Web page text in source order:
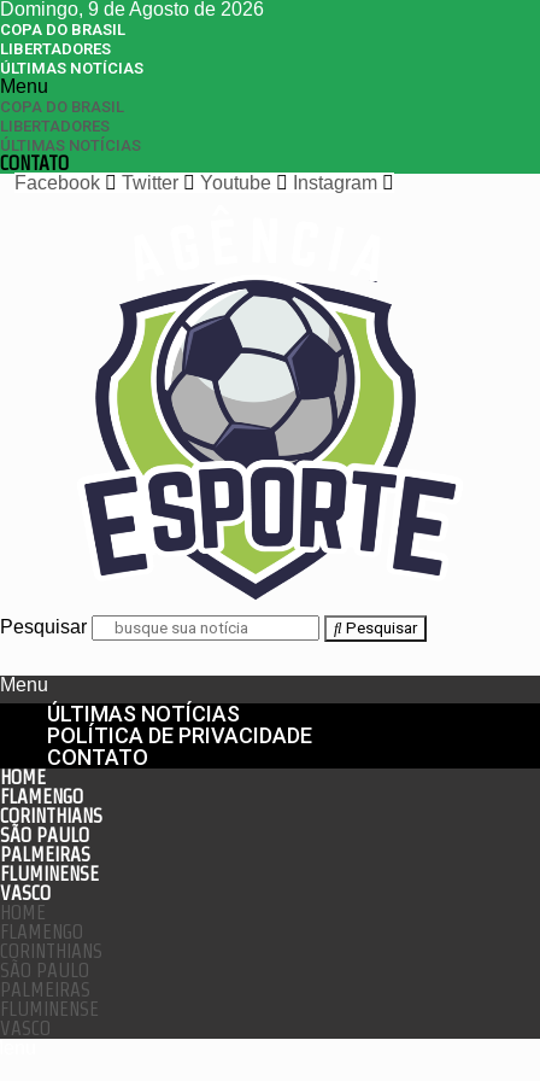
Domingo, 9 de Agosto de 2026
COPA DO BRASIL
LIBERTADORES
ÚLTIMAS NOTÍCIAS
Menu
COPA DO BRASIL
LIBERTADORES
ÚLTIMAS NOTÍCIAS
CONTATO
Facebook
Twitter Youtube Instagram
Pesquisar Pesquisar
Menu
ÚLTIMAS NOTÍCIAS
POLÍTICA DE PRIVACIDADE
CONTATO
HOME
FLAMENGO
CORINTHIANS
SÃO PAULO
PALMEIRAS
FLUMINENSE
VASCO
HOME
FLAMENGO
CORINTHIANS
SÃO PAULO
PALMEIRAS
FLUMINENSE
VASCO